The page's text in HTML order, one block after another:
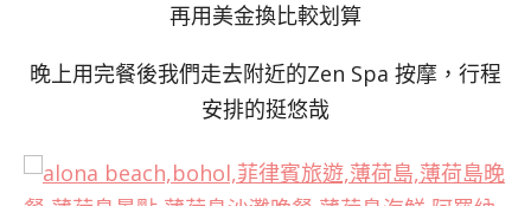
再用美金換比較划算
晚上用完餐後我們走去附近的Zen Spa 按摩，行程
安排的挺悠哉